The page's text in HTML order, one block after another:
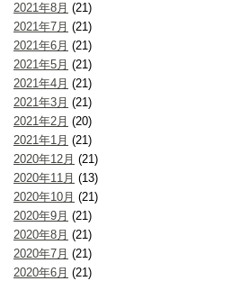
2021年8月 (21)
2021年7月 (21)
2021年6月 (21)
2021年5月 (21)
2021年4月 (21)
2021年3月 (21)
2021年2月 (20)
2021年1月 (21)
2020年12月 (21)
2020年11月 (13)
2020年10月 (21)
2020年9月 (21)
2020年8月 (21)
2020年7月 (21)
2020年6月 (21)